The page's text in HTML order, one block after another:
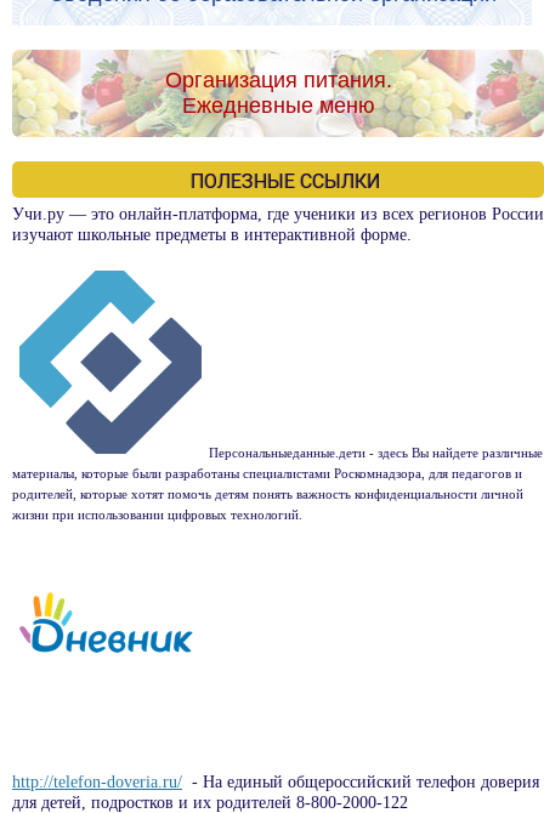
Организация питания.
Ежедневные меню
ПОЛЕЗНЫЕ ССЫЛКИ
Учи.ру — это онлайн-платформа, где ученики из всех регионов России
изучают школьные предметы в интерактивной форме.
Персональныеданные.дети - здесь Вы найдете различные
материалы, которые были разработаны специалистами Роскомнадзора, для педагогов и
родителей, которые хотят помочь детям понять важность конфиденциальности личной
жизни при использовании цифровых технологий.
http://telefon-doveria.ru/ - На единый общероссийский телефон доверия
для детей, подростков и их родителей 8-800-2000-122